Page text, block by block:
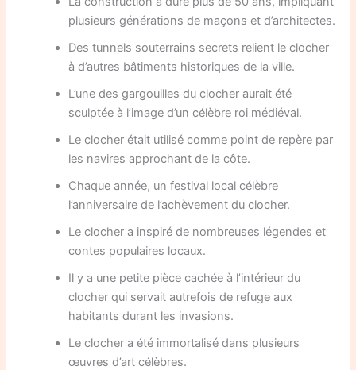
plusieurs générations de maçons et d’architectes.
Des tunnels souterrains secrets relient le clocher
à d’autres bâtiments historiques de la ville.
L’une des gargouilles du clocher aurait été
sculptée à l’image d’un célèbre roi médiéval.
Le clocher était utilisé comme point de repère par
les navires approchant de la côte.
Chaque année, un festival local célèbre
l’anniversaire de l’achèvement du clocher.
Le clocher a inspiré de nombreuses légendes et
contes populaires locaux.
Il y a une petite pièce cachée à l’intérieur du
clocher qui servait autrefois de refuge aux
habitants durant les invasions.
Le clocher a été immortalisé dans plusieurs
œuvres d’art célèbres.